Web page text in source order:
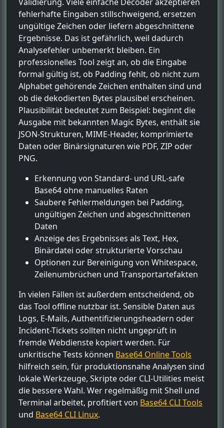
fehlerhafte Eingaben stillschweigend, ersetzen
ungültige Zeichen oder liefern abgeschnittene
Ergebnisse. Das ist gefährlich, weil dadurch
Analysefehler unbemerkt bleiben. Ein
professionelles Tool zeigt an, ob die Eingabe
formal gültig ist, ob Padding fehlt, ob nicht zum
Alphabet gehörende Zeichen enthalten sind und
ob die dekodierten Bytes plausibel erscheinen.
Plausibilität bedeutet zum Beispiel: beginnt die
Ausgabe mit bekannten Magic Bytes, enthält sie
JSON-Strukturen, MIME-Header, komprimierte
Daten oder Binärsignaturen wie PDF, ZIP oder
PNG.
Erkennung von Standard- und URL-safe
Base64 ohne manuelles Raten
Saubere Fehlermeldungen bei Padding,
ungültigen Zeichen und abgeschnittenen
Daten
Anzeige des Ergebnisses als Text, Hex,
Binärdatei oder strukturierte Vorschau
Optionen zur Bereinigung von Whitespace,
Zeilenumbrüchen und Transportartefakten
In vielen Fällen ist außerdem entscheidend, ob
das Tool offline nutzbar ist. Sensible Daten aus
Logs, E-Mails, Authentifizierungsheadern oder
Incident-Tickets sollten nicht ungeprüft in
fremde Webdienste kopiert werden. Für
unkritische Tests können Base64 Online Tools
hilfreich sein, für produktionsnahe Analysen sind
lokale Werkzeuge, Skripte oder CLI-Utilities meist
die bessere Wahl. Wer regelmäßig mit Shell und
Terminal arbeitet, profitiert von Base64 CLI Tools
und Base64 CLI Linux.